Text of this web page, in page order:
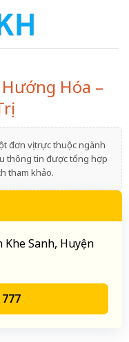
Hóa –
đơn vị trực thuộc ngành
thông tin được tổng hợp
tham khảo.
Khe Sanh, Huyện